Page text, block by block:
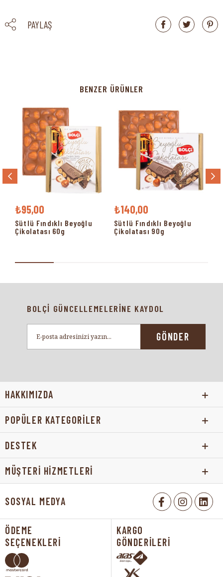
PAYLAŞ
BENZER ÜRÜNLER
₺95,00
Sütlü Fındıklı Beyoğlu
Çikolatası 60g
₺140,00
Sütlü Fındıklı Beyoğlu
Çikolatası 90g
BOLÇİ GÜNCELLEMELERİNE KAYDOL
GÖNDER
HAKKIMIZDA
POPÜLER KATEGORİLER
DESTEK
MÜŞTERİ HİZMETLERİ
SOSYAL MEDYA
ÖDEME
SEÇENEKLERİ
KARGO
GÖNDERİLERİ